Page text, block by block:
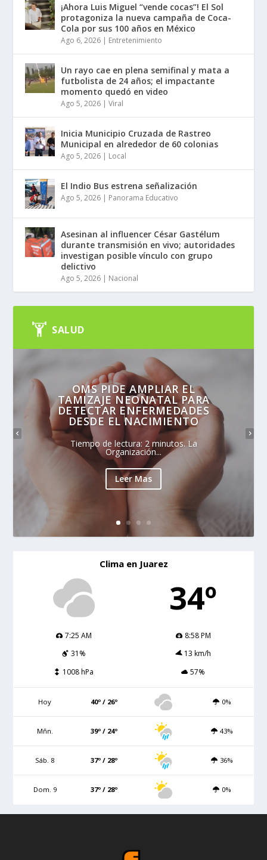
¡Ahora Luis Miguel “vende cocas”! El Sol
protagoniza la nueva campaña de Coca-
Cola por sus 100 años en México
Ago 6, 2026 | Entretenimiento
Un rayo cae en plena semifinal y mata a
futbolista de 24 años; el impactante
momento quedó en video
Ago 5, 2026 |Viral
Inicia Municipio Cruzada de Rastreo
Municipal en alrededor de 60 colonias
Ago 5, 2026 | Local
El Indio Bus estrena señalización
Ago 5, 2026 | Panorama Educativo
Asesinan al influencer César Gastélum
durante transmisión en vivo; autoridades
investigan posible vínculo con grupo
delictivo
Ago 5, 2026 | Nacional
SALUD
OMS PIDE AMPLIAR EL
TAMIZAJE NEONATAL PARA
DETECTAR ENFERMEDADES
DESDE EL NACIMIENTO
Tiempo de lectura: 2 minutos. La
Organización...
Leer Mas
Clima en Juarez
34º
7:25 AM
8:58 PM
31%
13 km/h
1008 hPa
57%
Hoy 40º / 26º 0%
Mñn. 39º / 24º 43%
Sáb. 8 37º / 28º 36%
Dom. 9 37º / 28º 0%